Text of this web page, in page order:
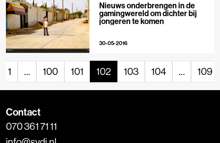
Nieuws onderbrengen in de
gamingwereld om dichter bij
jongeren te komen
30-05-2016
1 … 100 101 102 103 104 … 109
Contact
070 361 71 11